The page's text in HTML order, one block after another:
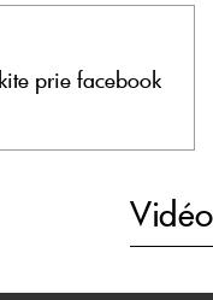
prie facebook
Vidéo